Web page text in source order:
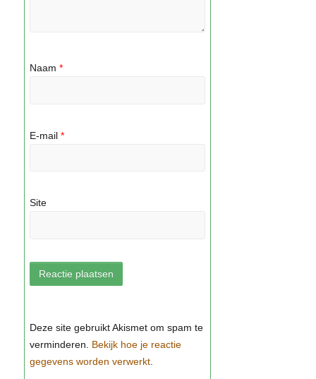
Naam *
E-mail *
Site
Bekijk hoe je reactie
gegevens worden verwerkt